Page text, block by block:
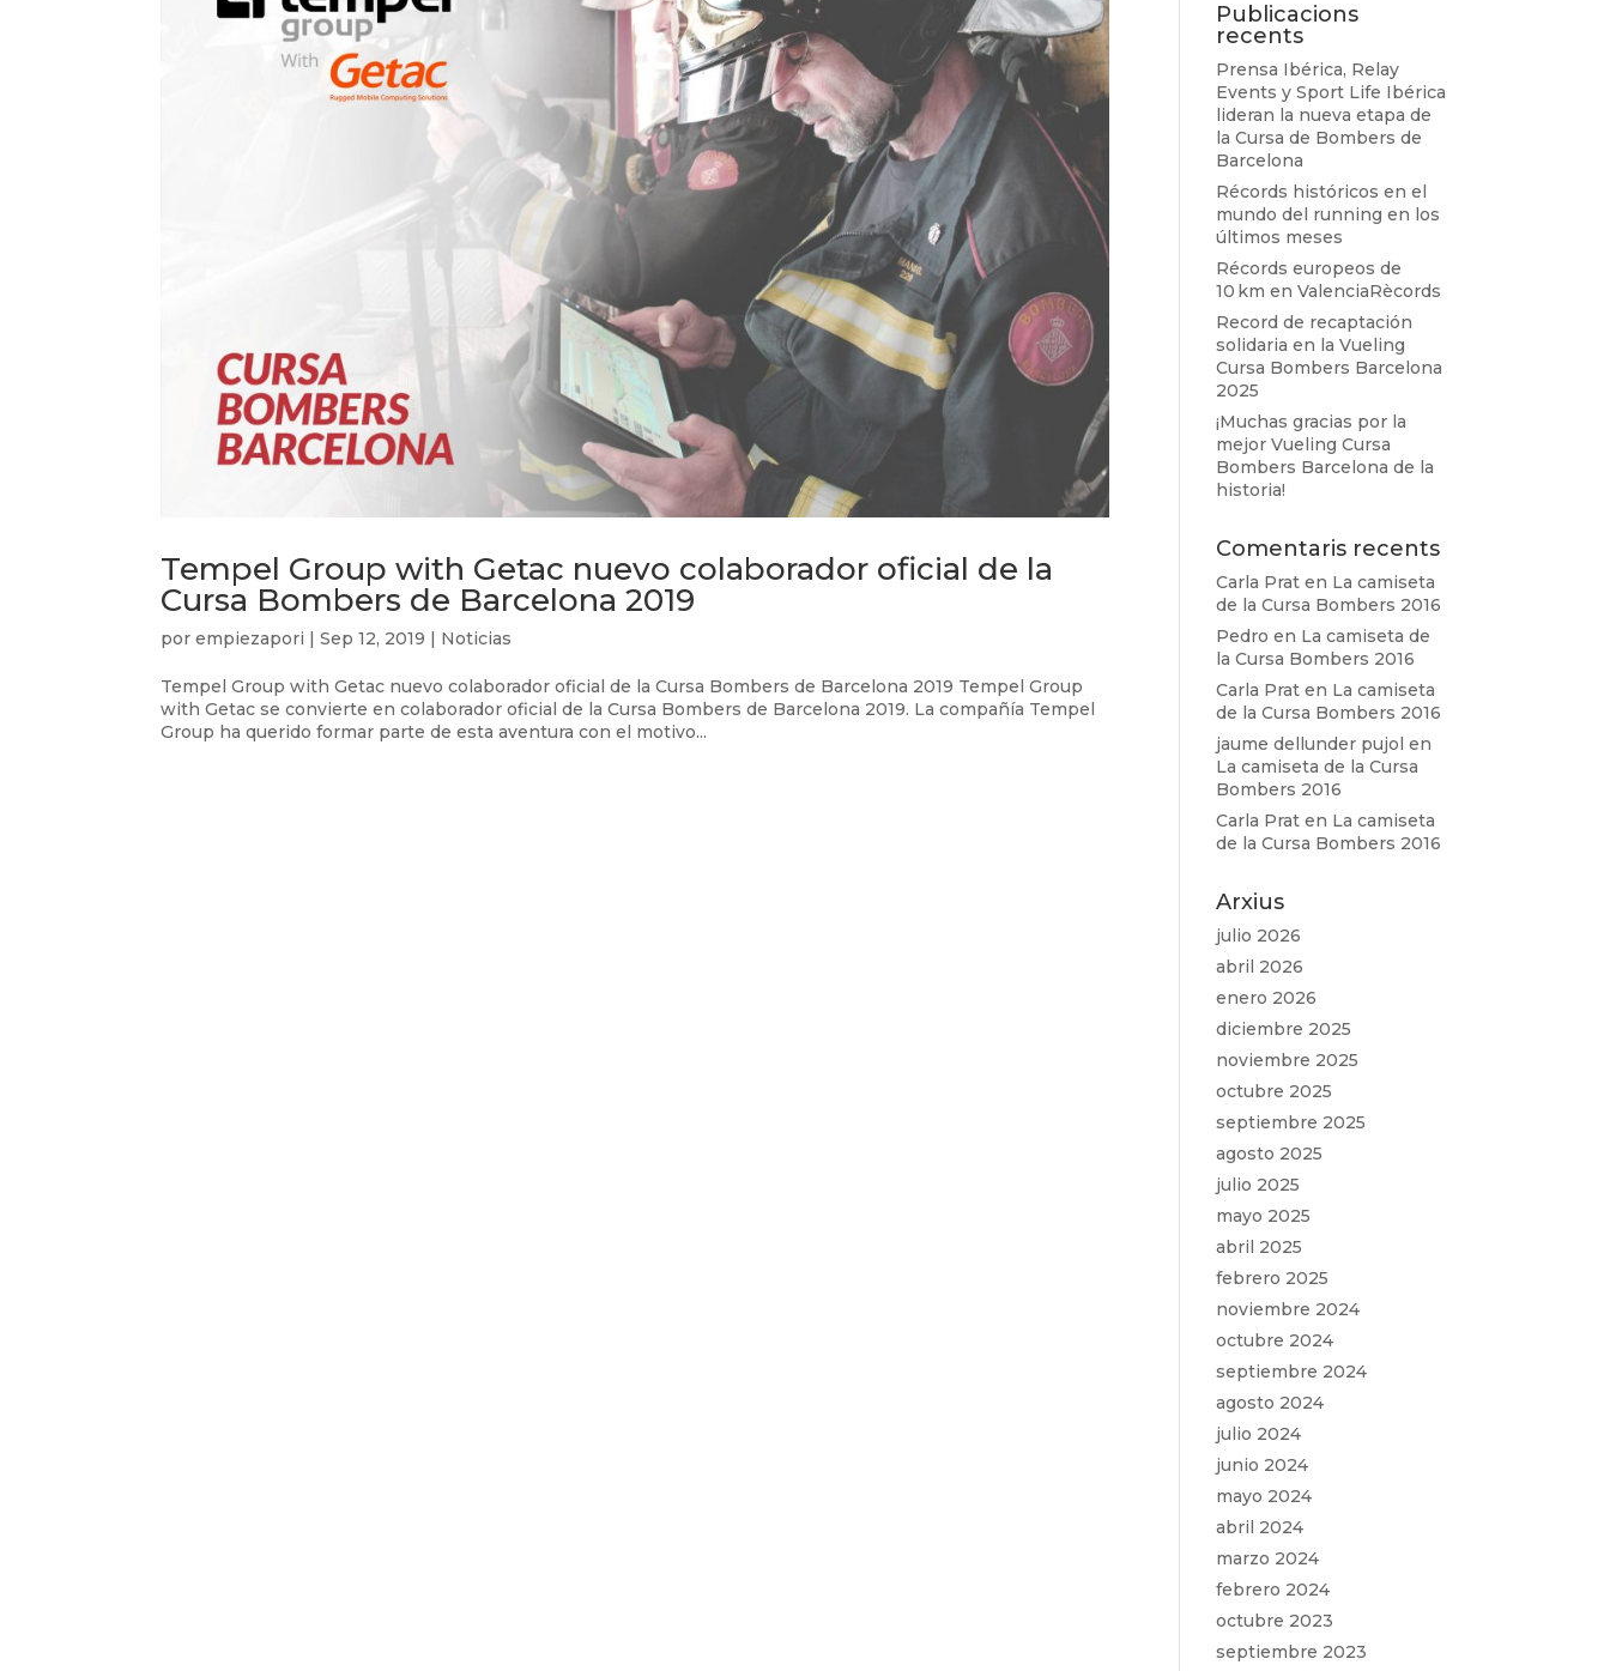
Tempel Group with Getac nuevo colaborador oficial de la
Cursa Bombers de Barcelona 2019
porempiezapori |Sep 12, 2019 Noticias
Tempel Group with Getac nuevo colaborador oficial de la Cursa Bombers de Barcelona 2019 Tempel Group
with Getac se convierte en colaborador oficial de la Cursa Bombers de Barcelona 2019. La compañía Tempel
Group ha querido formar parte de esta aventura con el motivo...
Publicacions
recents
Prensa Ibérica, Relay
Events y Sport Life Ibérica
lideran la nueva etapa de
la Cursa de Bombers de
Barcelona
Récords históricos en el
mundo del running en los
últimos meses
Récords europeos de
10 km en ValenciaRècords
Record de recaptación
solidaria en la Vueling
Cursa Bombers Barcelona
2025
¡Muchas gracias por la
mejor Vueling Cursa
Bombers Barcelona de la
historia!
Comentaris recents
Carla Prat en La camiseta
de la Cursa Bombers 2016
Pedro en La camiseta de
la Cursa Bombers 2016
Carla Prat en La camiseta
de la Cursa Bombers 2016
jaume dellunder pujol en
La camiseta de la Cursa
Bombers 2016
Carla Prat en La camiseta
de la Cursa Bombers 2016
Arxius
julio 2026
abril 2026
enero 2026
diciembre 2025
noviembre 2025
octubre 2025
septiembre 2025
agosto 2025
julio 2025
mayo 2025
abril 2025
febrero 2025
noviembre 2024
octubre 2024
septiembre 2024
agosto 2024
julio 2024
junio 2024
mayo 2024
abril 2024
marzo 2024
febrero 2024
octubre 2023
septiembre 2023